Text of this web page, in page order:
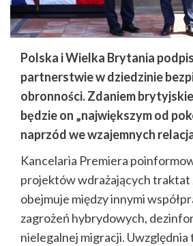
Polska i Wielka Brytania
partnerstwie w dziedzinie
obronności. Zdaniem
będzie on „największym od
naprzód we wzajemnych
Kancelaria Premiera
projektów wdrażających traktat
obejmuje między innymi
zagrożeń hybrydowych,
nielegalnej migracji. Uwzględnia